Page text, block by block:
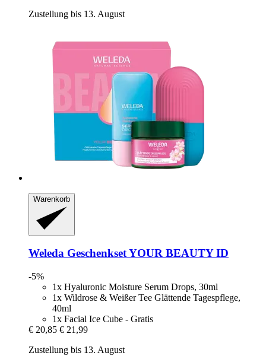
Zustellung bis 13. August
Warenkorb
Weleda Geschenkset YOUR BEAUTY ID
-5%
1x Hyaluronic Moisture Serum Drops, 30ml
1x Wildrose & Weißer Tee Glättende Tagespflege,
40ml
1x Facial Ice Cube - Gratis
€ 20,85 € 21,99
Zustellung bis 13. August